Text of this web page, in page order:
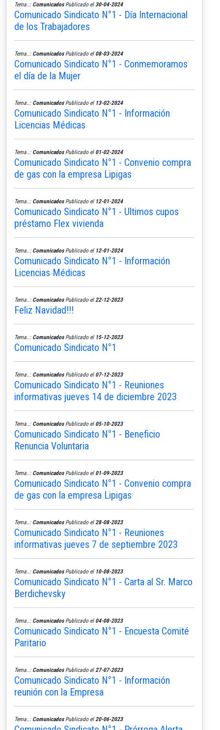
Tema..: ComunicadosPublicado el 30-04-2024
Comunicado Sindicato N°1 - Día Internacional
de los Trabajadores
Tema..: ComunicadosPublicado el 08-03-2024
Comunicado Sindicato N°1 - Conmemoramos
el día de la Mujer
Tema..: ComunicadosPublicado el 13-02-2024
Comunicado Sindicato N°1 - Información
Licencias Médicas
Tema..: ComunicadosPublicado el 01-02-2024
Comunicado Sindicato N°1 - Convenio compra
de gas con la empresa Lipigas
Tema..: ComunicadosPublicado el 12-01-2024
Comunicado Sindicato N°1 - Ultimos cupos
préstamo Flex vivienda
Tema..: ComunicadosPublicado el 12-01-2024
Comunicado Sindicato N°1 - Información
Licencias Médicas
Tema..: ComunicadosPublicado el 22-12-2023
Feliz Navidad!!!
Tema..: ComunicadosPublicado el 15-12-2023
Comunicado Sindicato N°1
Tema..: ComunicadosPublicado el 07-12-2023
Comunicado Sindicato N°1 - Reuniones
informativas jueves 14 de diciembre 2023
Tema..: ComunicadosPublicado el 05-10-2023
Comunicado Sindicato N°1 - Beneficio
Renuncia Voluntaria
Tema..: ComunicadosPublicado el 01-09-2023
Comunicado Sindicato N°1 - Convenio compra
de gas con la empresa Lipigas
Tema..: ComunicadosPublicado el 28-08-2023
Comunicado Sindicato N°1 - Reuniones
informativas jueves 7 de septiembre 2023
Tema..: ComunicadosPublicado el 10-08-2023
Comunicado Sindicato N°1 - Carta al Sr. Marco
Berdichevsky
Tema..: ComunicadosPublicado el 04-08-2023
Comunicado Sindicato N°1 - Encuesta Comité
Paritario
Tema..: ComunicadosPublicado el 27-07-2023
Comunicado Sindicato N°1 - Información
reunión con la Empresa
Tema..: ComunicadosPublicado el 20-06-2023